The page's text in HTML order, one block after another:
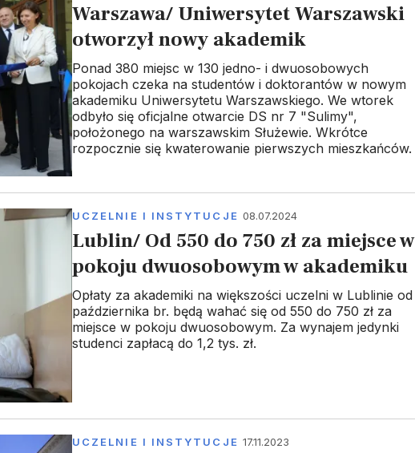
Warszawa/ Uniwersytet Warszawski
otworzył nowy akademik
Ponad 380 miejsc w 130 jedno- i dwuosobowych
pokojach czeka na studentów i doktorantów w nowym
akademiku Uniwersytetu Warszawskiego. We wtorek
odbyło się oficjalne otwarcie DS nr 7 "Sulimy",
położonego na warszawskim Służewie. Wkrótce
rozpocznie się kwaterowanie pierwszych mieszkańców.
UCZELNIE I INSTYTUCJE 08.07.2024
Lublin/ Od 550 do 750 zł za miejsce w
pokoju dwuosobowym w akademiku
Opłaty za akademiki na większości uczelni w Lublinie od
października br. będą wahać się od 550 do 750 zł za
miejsce w pokoju dwuosobowym. Za wynajem jedynki
studenci zapłacą do 1,2 tys. zł.
UCZELNIE I INSTYTUCJE 17.11.2023